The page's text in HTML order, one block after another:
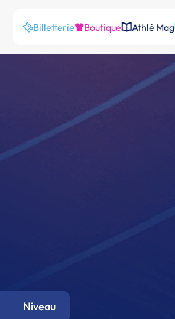
Billetterie Boutique Athlé Mag
Niveau